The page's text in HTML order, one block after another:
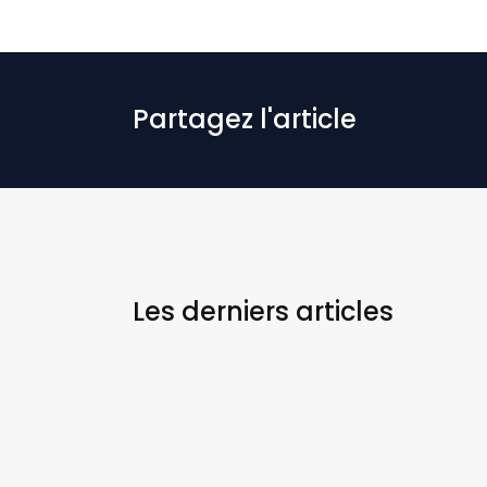
Partagez l'article
Les derniers articles